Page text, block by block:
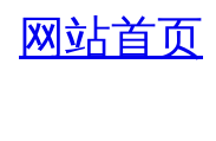
网站首页